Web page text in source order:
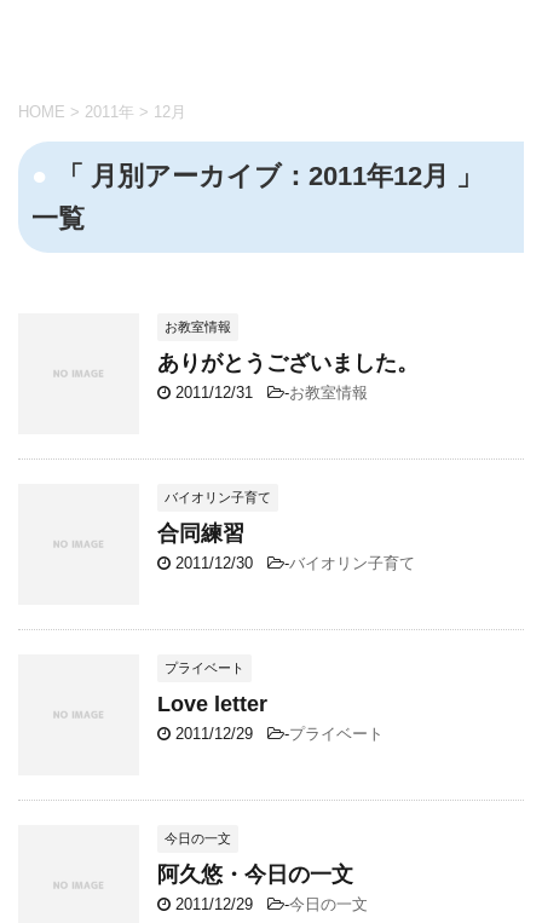
HOME > 2011年 > 12月
「 月別アーカイブ：2011年12月 」
一覧
お教室情報
ありがとうございました。
2011/12/31 -お教室情報
バイオリン子育て
合同練習
2011/12/30 -バイオリン子育て
プライベート
Love letter
2011/12/29 -プライベート
今日の一文
阿久悠・今日の一文
2011/12/29 -今日の一文